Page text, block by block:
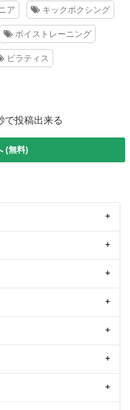
ア キックボクシング
ボイストレーニング
ピラティス
で投稿出来る
(無料)